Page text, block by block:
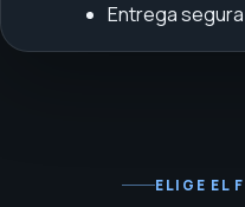
Entrega
ELIGE EL